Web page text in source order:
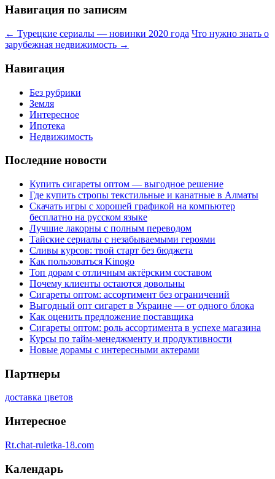
Навигация по записям
← Турецкие сериалы — новинки 2020 года Что нужно знать о
зарубежная недвижимость →
Навигация
Без рубрики
Земля
Интересное
Ипотека
Недвижимость
Последние новости
Купить сигареты оптом — выгодное решение
Где купить стропы текстильные и канатные в Алматы
Скачать игры с хорошей графикой на компьютер
бесплатно на русском языке
Лучшие лакорны с полным переводом
Тайские сериалы с незабываемыми героями
Сливы курсов: твой старт без бюджета
Как пользоваться Kinogo
Топ дорам с отличным актёрским составом
Почему клиенты остаются довольны
Сигареты оптом: ассортимент без ограничений
Выгодный опт сигарет в Украине — от одного блока
Как оценить предложение поставщика
Сигареты оптом: роль ассортимента в успехе магазина
Курсы по тайм-менеджменту и продуктивности
Новые дорамы с интересными актерами
Партнеры
доставка цветов
Интересное
Rt.chat-ruletka-18.com
Календарь